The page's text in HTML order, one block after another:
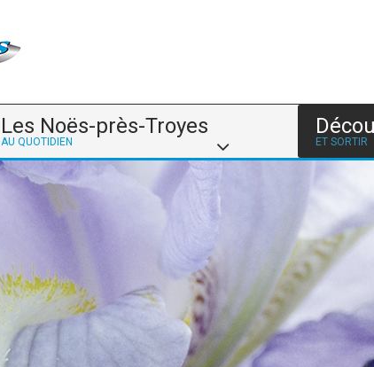
Les Noës-près-Troyes
AU QUOTIDIEN ET SORTIR